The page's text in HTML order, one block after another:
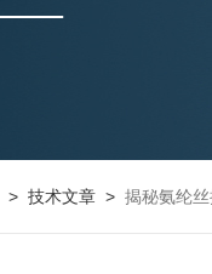
>技术文章 >揭秘氨纶